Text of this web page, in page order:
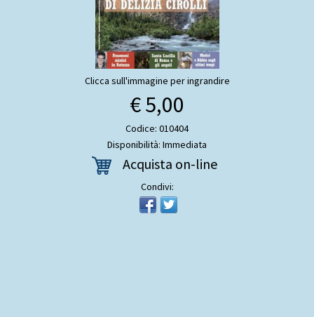
Clicca sull'immagine per ingrandire
€ 5,00
Codice: 010404
Disponibilità: Immediata
Acquista on-line
Condivi: